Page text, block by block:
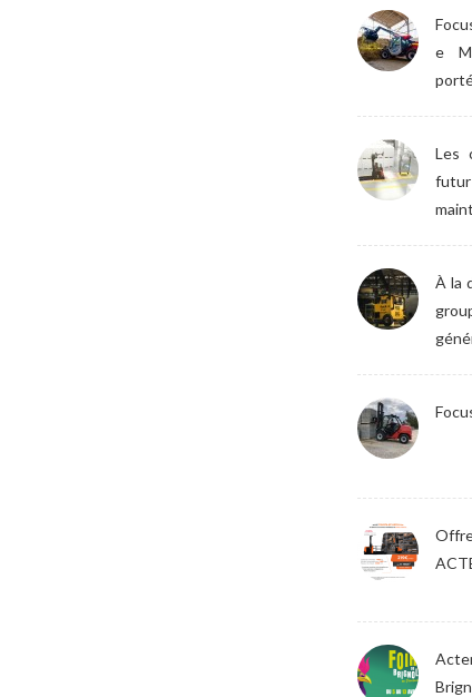
e
Les
À la